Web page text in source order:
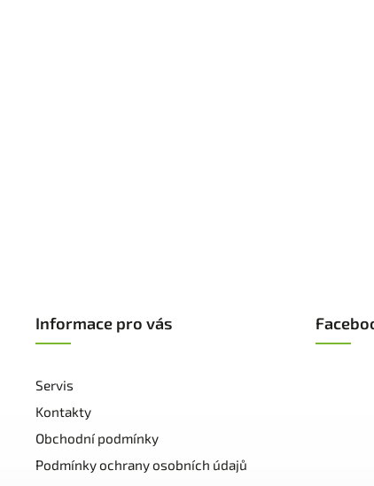
Informace pro vás
Servis
Kontakty
Obchodní podmínky
Podmínky ochrany osobních údajů